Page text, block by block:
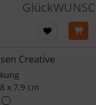
Creative
x 7,9 cm